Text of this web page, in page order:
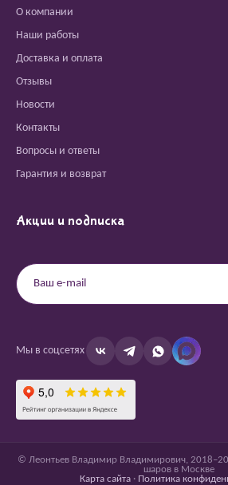
О компании
Наши работы
Доставка и оплата
Отзывы
Новости
Контакты
Вопросы и ответы
Гарантия и возврат
Акции и подписка
Мы в соцсетях
© Леонтьев Владимир Владимирович,
шаров в Москве
Карта сайта· Политика